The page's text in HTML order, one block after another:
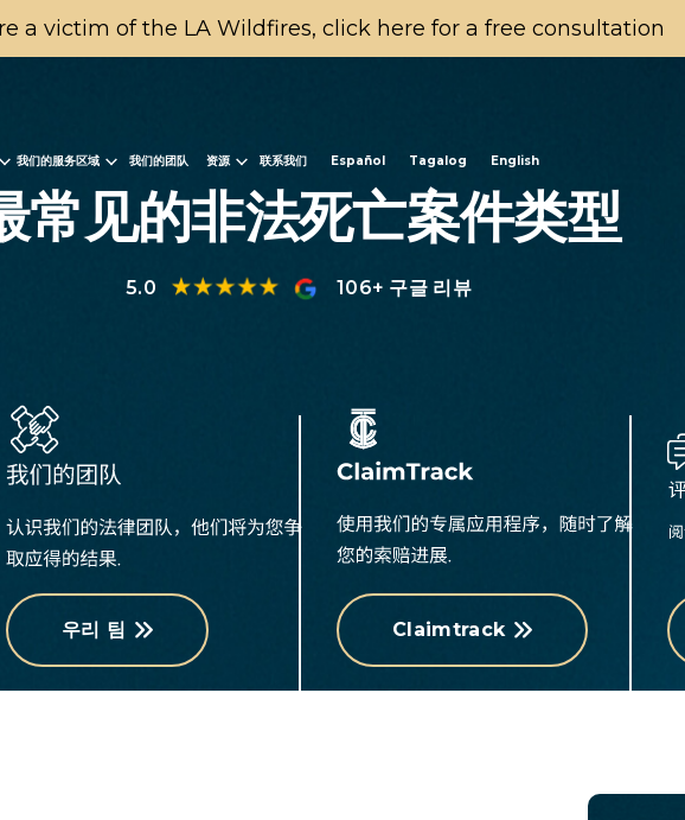
a victim of the LA Wildfires, click here for a free consultation
我们的服务区域 我们的团队 资源 联系我们 Español Tagalog English
常见的非法死亡案件类型
5.0 106+ 구글 리뷰
우리 팀 Claimtrack